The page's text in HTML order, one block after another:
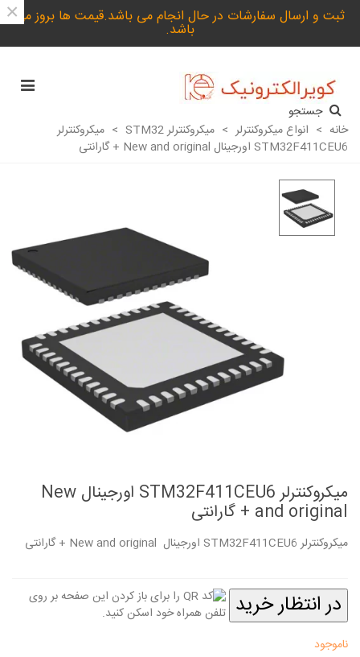
ثبت و ارسال سفارشات در حال انجام می باشد.قیمت ها بروز می
باشد.
×
جستجو
خانه > انواع میکروکنترلر > میکروکنترلر STM32 > میکروکنترلر
STM32F411CEU6 اورجینال New and original + گارانتی
میکروکنترلر STM32F411CEU6 اورجینال New
and original + گارانتی
میکروکنترلر STM32F411CEU6 اورجینال New and original + گارانتی
در انتظار خرید
ناموجود